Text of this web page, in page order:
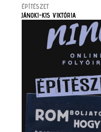
ÉPÍTÉSZET
JÁNOKI-KIS VIKTÓRIA